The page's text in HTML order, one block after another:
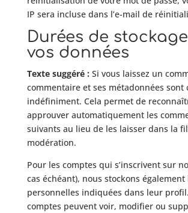
IP sera incluse dans l’e-mail de
Durées de
vos données
Texte suggéré : Si vous laissez un
commentaire et ses métadonnées sont
indéfiniment. Cela permet de
approuver automatiquement les
suivants au lieu de les laisser dans la
modération.
Pour les comptes qui s’inscrivent sur
cas échéant), nous stockons également
personnelles indiquées dans leur
comptes peuvent voir, modifier ou